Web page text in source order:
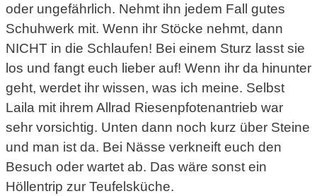
oder ungefährlich. Nehmt ihn jedem Fall gutes
Schuhwerk mit. Wenn ihr Stöcke nehmt, dann
NICHT in die Schlaufen! Bei einem Sturz lasst sie
los und fangt euch lieber auf! Wenn ihr da hinunter
geht, werdet ihr wissen, was ich meine. Selbst
Laila mit ihrem Allrad Riesenpfotenantrieb war
sehr vorsichtig. Unten dann noch kurz über Steine
und man ist da. Bei Nässe verkneift euch den
Besuch oder wartet ab. Das wäre sonst ein
Höllentrip zur Teufelsküche.